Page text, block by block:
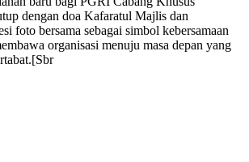
dengan doa Kafaratul Majlis dan
foto bersama sebagai simbol kebersamaan
organisasi menuju masa depan yang